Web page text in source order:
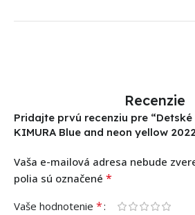
Recenzie
Pridajte prvú recenziu pre
KIMURA Blue and neon yellow
Vaša e-mailová adresa nebude
polia sú označené *
Vaše hodnotenie *